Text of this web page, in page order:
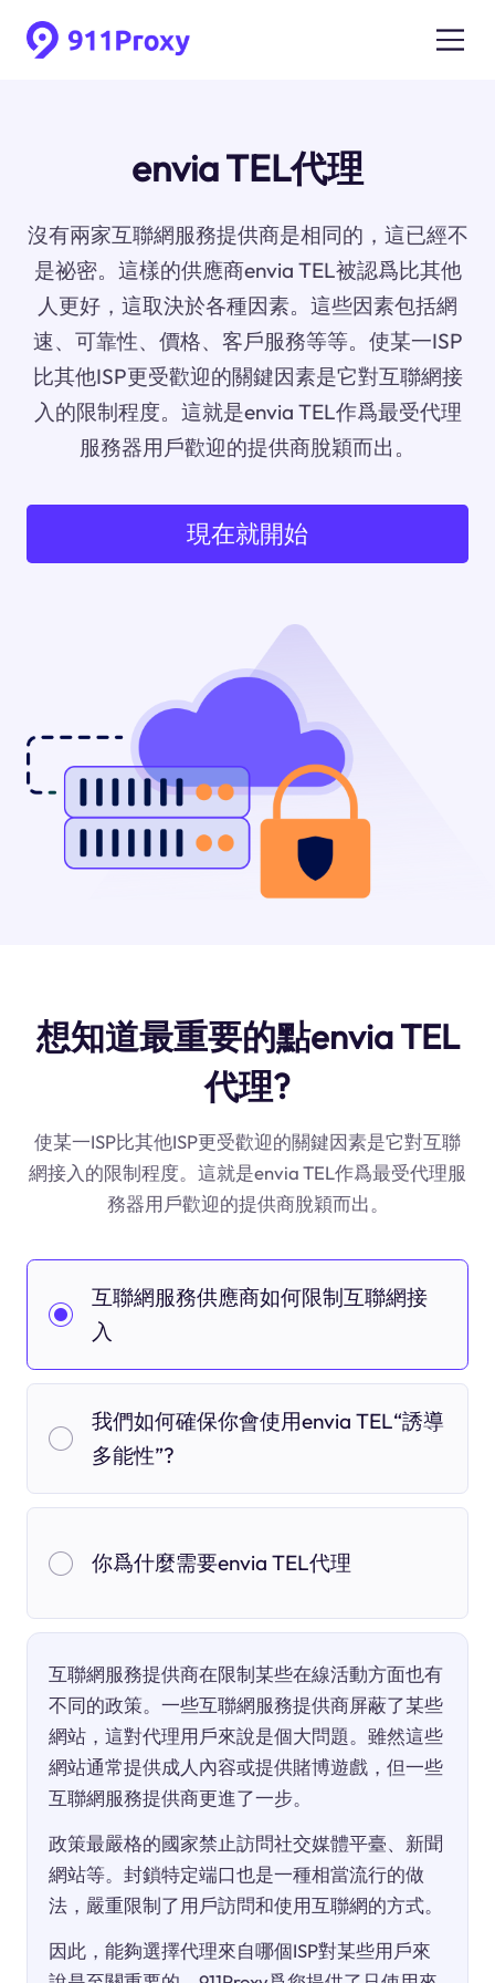
envia TEL代理
沒有兩家互聯網服務提供商是相同的，這已經不
是祕密。這樣的供應商envia TEL被認爲比其他
人更好，這取決於各種因素。這些因素包括網
速、可靠性、價格、客戶服務等等。使某一ISP
比其他ISP更受歡迎的關鍵因素是它對互聯網接
入的限制程度。這就是envia TEL作爲最受代理
服務器用戶歡迎的提供商脫穎而出。
現在就開始
想知道最重要的點envia TEL
代理?
使某一ISP比其他ISP更受歡迎的關鍵因素是它對互聯
網接入的限制程度。這就是envia TEL作爲最受代理服
務器用戶歡迎的提供商脫穎而出。
互聯網服務供應商如何限制互聯網接
入
我們如何確保你會使用envia TEL“誘導
多能性”?
你爲什麼需要envia TEL代理
互聯網服務提供商在限制某些在線活動方面也有
不同的政策。一些互聯網服務提供商屏蔽了某些
網站，這對代理用戶來說是個大問題。雖然這些
網站通常提供成人內容或提供賭博遊戲，但一些
互聯網服務提供商更進了一步。
政策最嚴格的國家禁止訪問社交媒體平臺、新聞
網站等。封鎖特定端口也是一種相當流行的做
法，嚴重限制了用戶訪問和使用互聯網的方式。
因此，能夠選擇代理來自哪個ISP對某些用戶來